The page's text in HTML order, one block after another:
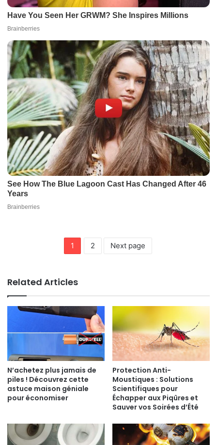
1 2 Next page
Related Articles
N’achetez plus jamais de
piles ! Découvrez cette
astuce maison géniale
pour économiser
Protection Anti-
Moustiques : Solutions
Scientifiques pour
Échapper aux Piqûres et
Sauver vos Soirées d’Été